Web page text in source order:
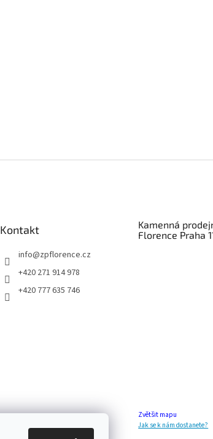
Kontakt
info@zpflorence.cz
+420 271 914 978
+420 777 635 746
Kamenná
Florence Praha
Zvětšit mapu
Jak se k nám dostanete?